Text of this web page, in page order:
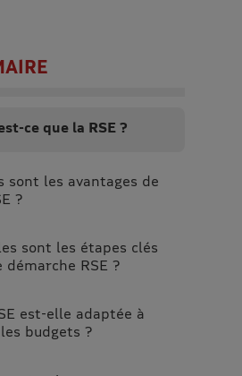
ce que la RSE ?
sont les avantages de
?
sont les étapes clés
démarche RSE ?
est-elle adaptée à
budgets ?